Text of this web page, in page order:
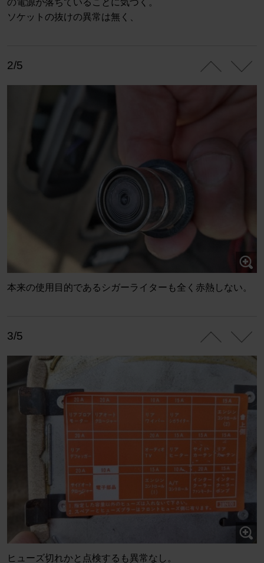
の電源が落ちていることに気づく。
ソケットの抜けの異常は無く、
2/5
本来の使用目的であるシガーライターも全く赤熱しない。
3/5
ヒューズ切れかと点検するも異常なし。